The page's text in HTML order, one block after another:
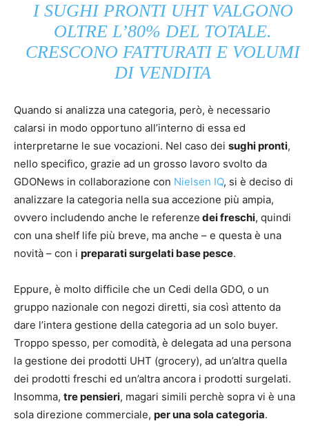
I SUGHI PRONTI UHT VALGONO
OLTRE L’80% DEL TOTALE.
CRESCONO FATTURATI E VOLUMI
DI VENDITA
Quando si analizza una categoria, però, è necessario
calarsi in modo opportuno all’interno di essa ed
interpretarne le sue vocazioni. Nel caso dei sughi pronti,
nello specifico, grazie ad un grosso lavoro svolto da
GDONews in collaborazione con Nielsen IQ, si è deciso di
analizzare la categoria nella sua accezione più ampia,
ovvero includendo anche le referenze dei freschi, quindi
con una shelf life più breve, ma anche – e questa è una
novità – con i preparati surgelati base pesce.
Eppure, è molto difficile che un Cedi della GDO, o un
gruppo nazionale con negozi diretti, sia così attento da
dare l’intera gestione della categoria ad un solo buyer.
Troppo spesso, per comodità, è delegata ad una persona
la gestione dei prodotti UHT (grocery), ad un’altra quella
dei prodotti freschi ed un’altra ancora i prodotti surgelati.
Insomma, tre pensieri, magari simili perchè sopra vi è una
sola direzione commerciale, per una sola categoria.